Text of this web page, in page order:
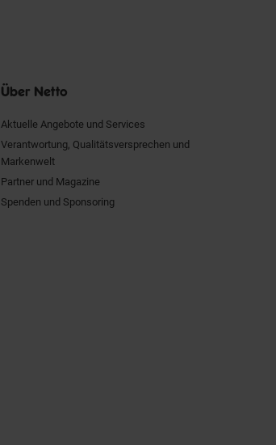
Über Netto
Aktuelle Angebote und Services
Verantwortung, Qualitätsversprechen und
Markenwelt
Partner und Magazine
Spenden und Sponsoring